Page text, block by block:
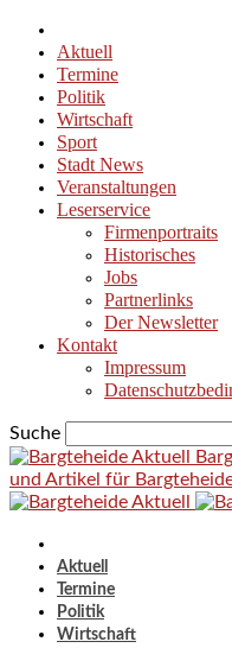
Aktuell
Termine
Politik
Wirtschaft
Sport
Stadt News
Veranstaltungen
Leserservice
Firmenportraits
Historisches
Jobs
Partnerlinks
Der Newsletter
Kontakt
Impressum
Suche
und Artikel für
Aktuell
Termine
Politik
Wirtschaft